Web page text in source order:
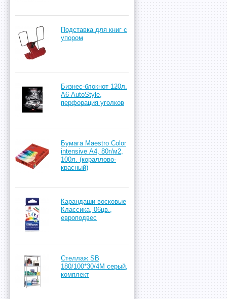
Подставка для книг с
упором
Бизнес-блокнот 120л.
А6 AutoStyle,
перфорация уголков
Бумага Maestro Color
intensive А4, 80г/м2,
100л. (кораллово-
красный)
Карандаши восковые
Классика, 06цв.,
европодвес
Стеллаж SB
180/100*30/4М серый,
комплект